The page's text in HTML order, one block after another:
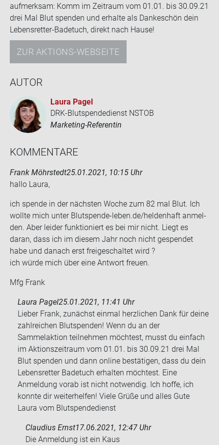
auf­merk­sam: Komm im Zeit­raum vom 01.01. bis 30.09.21
drei Mal Blut spen­den und er­hal­te als Dan­ke­schön dein
Lebensretter-​Badetuch, di­rekt nach Hause!
ZUR AKTIONS-WEBSEITE
AUTOR
Laura Pagel
DRK-Blutspendedienst NSTOB
Marketing-Referentin
KOM­MEN­TA­RE
Frank Möhrstedt25.01.2021, 10:15 Uhr
hallo Laura,
ich spen­de in der nächs­ten Woche zum 82 mal Blut. Ich
woll­te mich unter Blutspende-​leben.de/hel­den­haft an­mel­
den. Aber lei­der funk­tio­niert es bei mir nicht. Liegt es
daran, dass ich im die­sem Jahr noch nicht ge­spen­det
habe und da­nach erst frei­ge­schal­tet wird ?
ich würde mich über eine Ant­wort freu­en.
Mfg Frank
Laura Pagel25.01.2021, 11:41 Uhr
Lieber Frank, zunächst einmal herzlichen Dank für deine
zahlreichen Blutspenden! Wenn du an der
Sammelaktion teilnehmen möchtest, musst du einfach
im Aktionszeitraum vom 01.01. bis 30.09.21 drei Mal
Blut spenden und dann online bestätigen, dass du dein
Lebensretter Badetuch erhalten möchtest. Eine
Anmeldung vorab ist nicht notwendig. Ich hoffe, ich
konnte dir weiterhelfen! Viele Grüße und alles Gute
Laura vom Blutspendedienst
Claudius Ernst17.06.2021, 12:47 Uhr
Die An­mel­dung ist ein Kaus